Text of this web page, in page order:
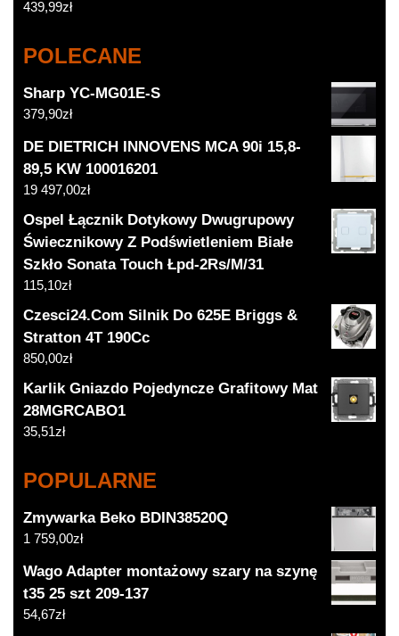
439,99zł
POLECANE
Sharp YC-MG01E-S
379,90zł
DE DIETRICH INNOVENS MCA 90i 15,8-
89,5 KW 100016201
19 497,00zł
Ospel Łącznik Dotykowy Dwugrupowy
Świecznikowy Z Podświetleniem Białe
Szkło Sonata Touch Łpd-2Rs/M/31
115,10zł
Czesci24.Com Silnik Do 625E Briggs &
Stratton 4T 190Cc
850,00zł
Karlik Gniazdo Pojedyncze Grafitowy Mat
28MGRCABO1
35,51zł
POPULARNE
Zmywarka Beko BDIN38520Q
1 759,00zł
Wago Adapter montażowy szary na szynę
t35 25 szt 209-137
54,67zł